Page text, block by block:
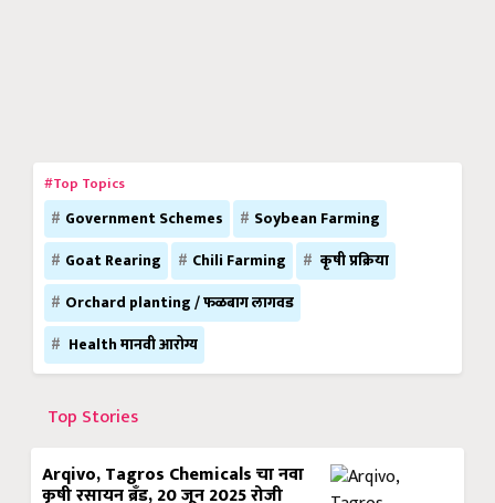
#Top Topics
Government Schemes
Soybean Farming
Goat Rearing
Chili Farming
कृषी प्रक्रिया
Orchard planting / फळबाग लागवड
Health मानवी आरोग्य
Top Stories
Arqivo, Tagros Chemicals चा नवा
कृषी रसायन ब्रँड, 20 जून 2025 रोजी